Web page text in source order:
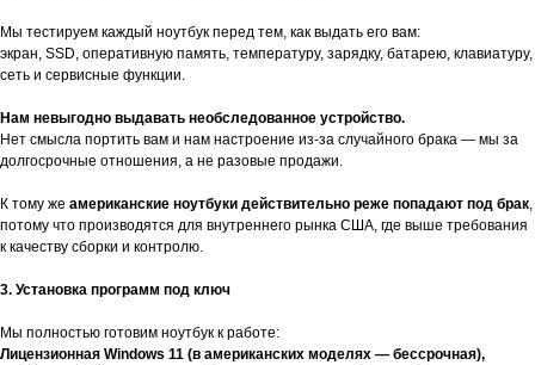
Мы тестируем каждый ноутбук перед тем, как выдать его вам:
экран, SSD, оперативную память, температуру, зарядку, батарею, клавиатуру,
сеть и сервисные функции.
Нам невыгодно выдавать необследованное устройство.
Нет смысла портить вам и нам настроение из-за случайного брака — мы за
долгосрочные отношения, а не разовые продажи.
К тому же американские ноутбуки действительно реже попадают под брак,
потому что производятся для внутреннего рынка США, где выше требования
к качеству сборки и контролю.
3. Установка программ под ключ
Мы полностью готовим ноутбук к работе:
Лицензионная Windows 11 (в американских моделях — бессрочная),